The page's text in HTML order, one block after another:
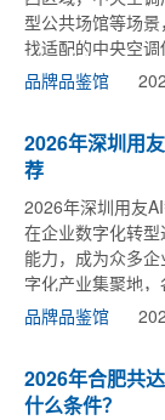
型公共场馆等场
找适配的中央空
项目需求的困惑
品牌品鉴馆
2026年深圳用
荐
2026年深圳用友
在企业数字化转
能力，成为众多
字化产业集聚地
择时常面临服务
品牌品鉴馆
2026年合肥共
什么条件？